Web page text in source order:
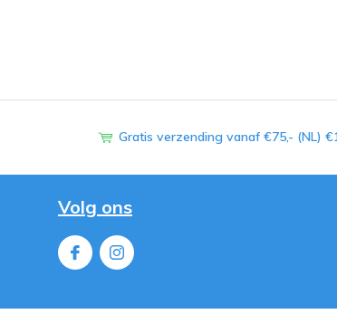
Gratis verzending vanaf €75,- (NL)
Volg ons